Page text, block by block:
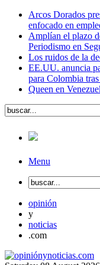
Arcos Dorados
enfocado en
Amplían el plazo
Periodismo en
Los ruidos de la
EE.UU. anuncia
para Colombia
Queen en
Menu
opinión
y
noticias
.com